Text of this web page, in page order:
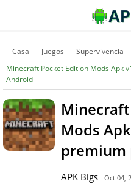
Casa Juegos
Supervivencia
Minecraft Pocket Edition Mods Apk
Android
Mods
premium
APK Bigs - Oct 04,